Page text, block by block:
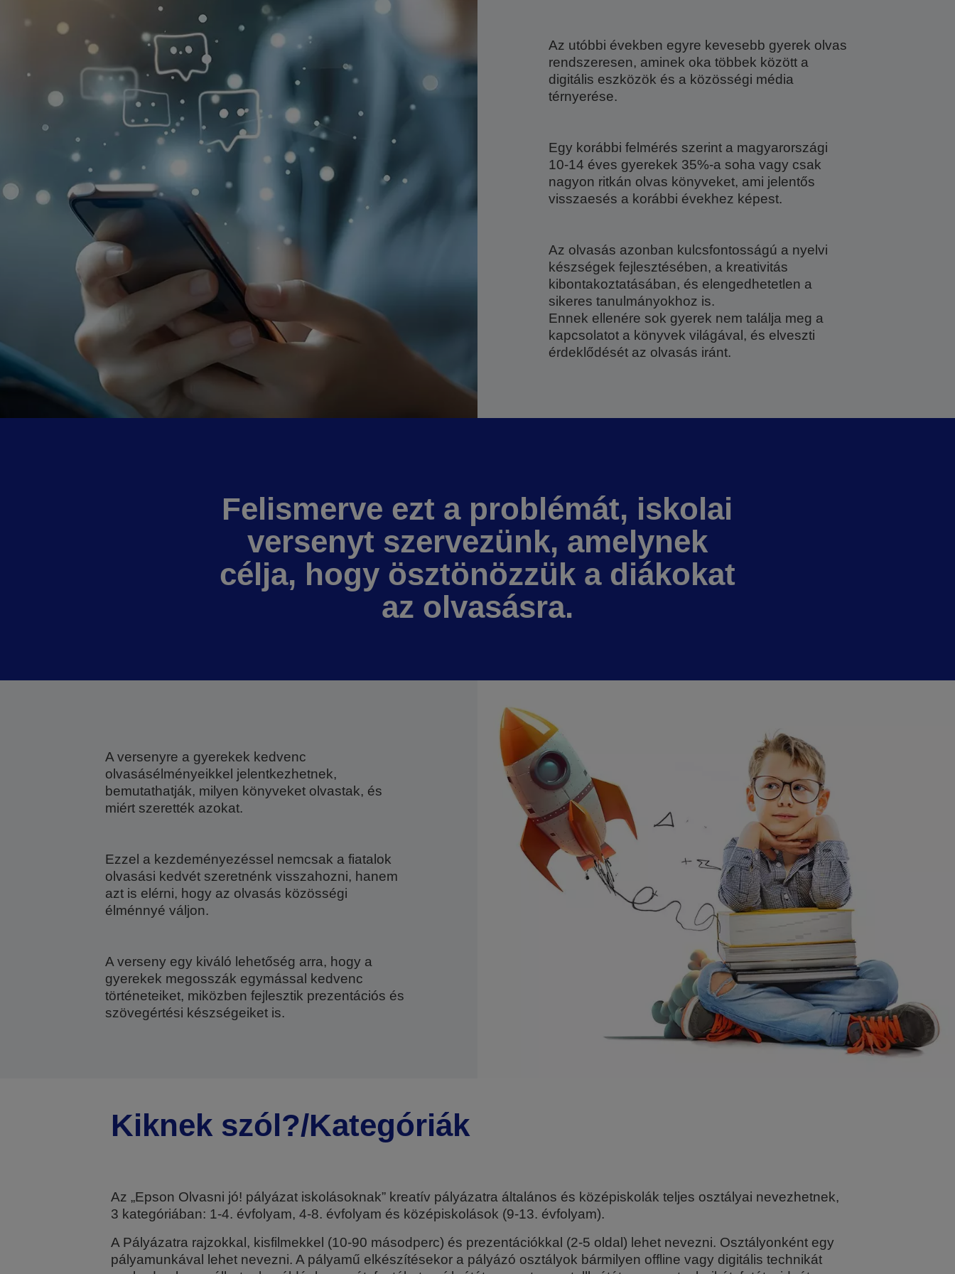
Az utóbbi években egyre kevesebb gyerek olvas
rendszeresen, aminek oka többek között a
digitális eszközök és a közösségi média
térnyerése.
Egy korábbi felmérés szerint a magyarországi
10-14 éves gyerekek 35%-a soha vagy csak
nagyon ritkán olvas könyveket, ami jelentős
visszaesés a korábbi évekhez képest.
Az olvasás azonban kulcsfontosságú a nyelvi
készségek fejlesztésében, a kreativitás
kibontakoztatásában, és elengedhetetlen a
sikeres tanulmányokhoz is.
Ennek ellenére sok gyerek nem találja meg a
kapcsolatot a könyvek világával, és elveszti
érdeklődését az olvasás iránt.
Felismerve ezt a problémát, iskolai
versenyt szervezünk, amelynek
célja, hogy ösztönözzük a diákokat
az olvasásra.
A versenyre a gyerekek kedvenc
olvasásélményeikkel jelentkezhetnek,
bemutathatják, milyen könyveket olvastak, és
miért szerették azokat.
Ezzel a kezdeményezéssel nemcsak a fiatalok
olvasási kedvét szeretnénk visszahozni, hanem
azt is elérni, hogy az olvasás közösségi
élménnyé váljon.
A verseny egy kiváló lehetőség arra, hogy a
gyerekek megosszák egymással kedvenc
történeteiket, miközben fejlesztik prezentációs és
szövegértési készségeiket is.
Kiknek szól?/Kategóriák
Az „Epson Olvasni jó! pályázat iskolásoknak” kreatív pályázatra általános és középiskolák teljes osztályai nevezhetnek,
3 kategóriában: 1-4. évfolyam, 4-8. évfolyam és középiskolások (9-13. évfolyam).
A Pályázatra rajzokkal, kisfilmekkel (10-90 másodperc) és prezentációkkal (2-5 oldal) lehet nevezni. Osztályonként egy
pályamunkával lehet nevezni. A pályamű elkészítésekor a pályázó osztályok bármilyen offline vagy digitális technikát